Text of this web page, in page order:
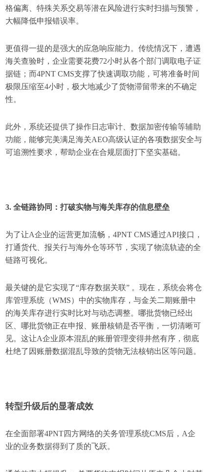
格偏离、特殊关系交易等潜在风险进行实时扫描与预警，
大幅降低申报错误率。
更值得一提的是强大的应急响应能力。传统情况下，遭遇
海关查验时，企业需要花费72小时从各个部门调取电子证
据链；而4PNT CMS支撑了快速调取功能，可将准备时间
极限压缩至4小时，极大地减少了货物滞留带来的不确定
性。
此外，系统还提供了操作日志审计、数据加密传输等辅助
功能，能够完美满足海关AEO高级认证的各项数据安全与
可追溯性要求，帮助企业在合规层面打下坚实基础。
3. 全链路协同：打破实物与海关库存的信息壁垒
为了让A企业的运营更加流畅，4PNT CMS通过API接口，
打通货代、报关行与海外仓等环节，实现了物流轨迹的全
链路可视化。
最关键的是它实现了“库存数据关联” 。现在，系统会将仓
库管理系统（WMS）中的实物库存，与金关二期账册中
的海关库存进行实时比对与动态调整。哪批货物已经出
区、哪批货物正在申报、账册核销是否平衡，一切清晰可
见。这让A企业原本混乱的账册管理变得井然有序，彻底
杜绝了因账册数据混乱导致的货物无法核销出区等问题。
转型升级后的显著成效
在全面部署4PNT四方网络的关务管理系统CMS后，A企
业的业务数据得到了质的飞跃。